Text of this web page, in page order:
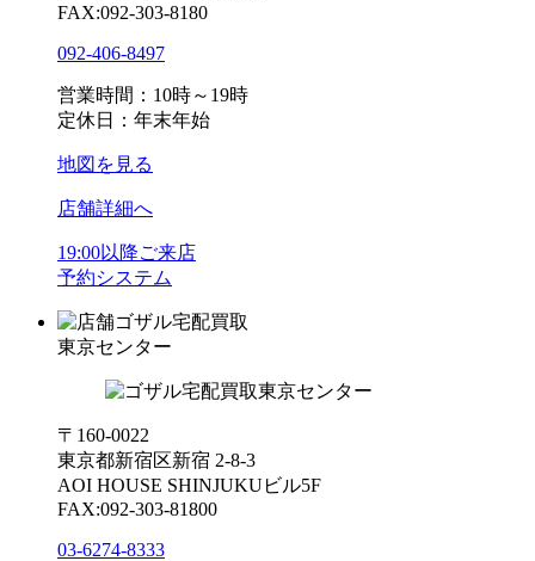
FAX:092-303-8180
092-406-8497
営業時間：10時～19時
定休日：年末年始
地図を見る
店舗詳細へ
19:00以降ご来店
予約システム
ゴザル宅配買取
東京センター
〒160-0022
東京都新宿区新宿 2-8-3
AOI HOUSE SHINJUKUビル5F
FAX:092-303-81800
03-6274-8333